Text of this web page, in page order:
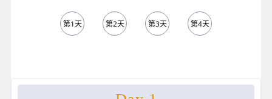
第1天 第2天 第3天 第4天